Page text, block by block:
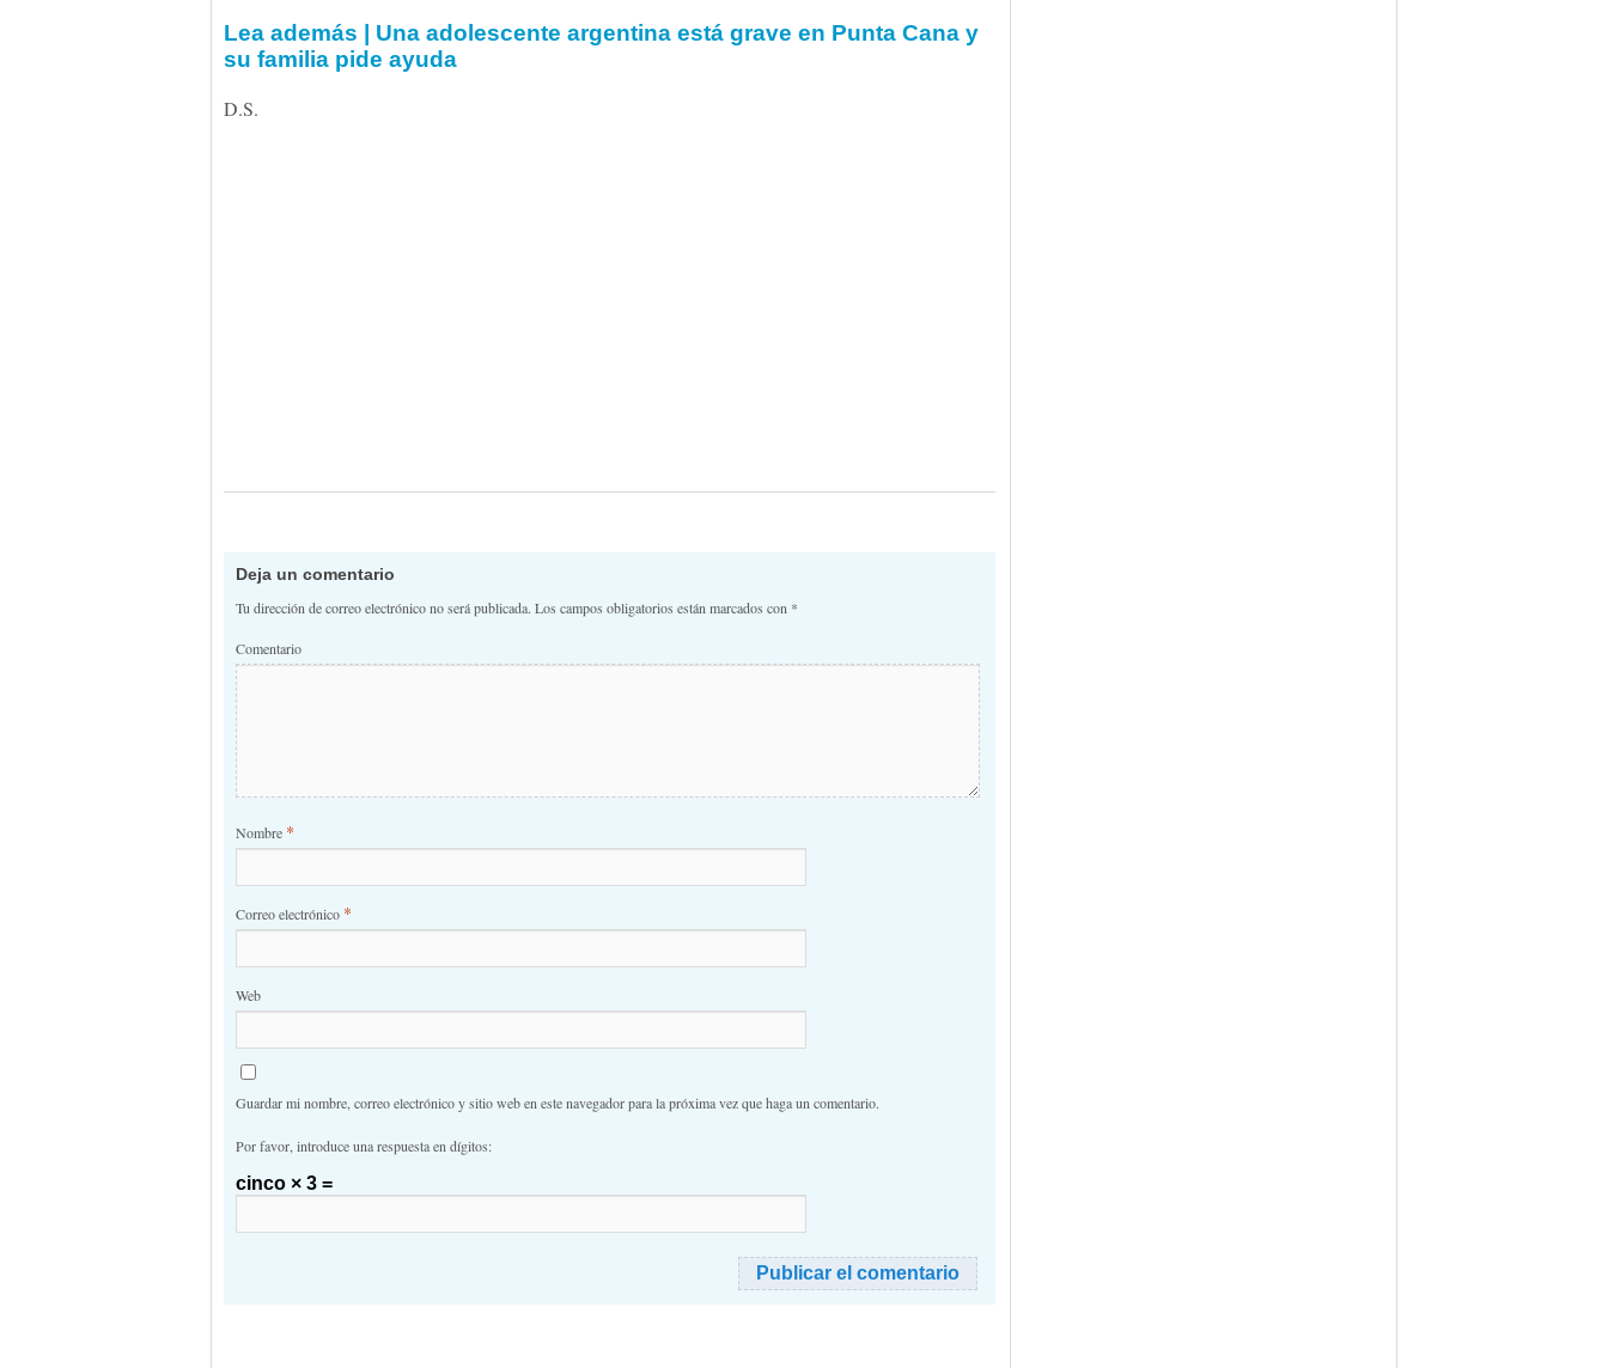
Lea además | Una adolescente argentina está grave en Punta Cana y
su familia pide ayuda
D.S.
Deja un comentario
Tu dirección de correo electrónico no será publicada. Los campos obligatorios están marcados con *
Comentario
Nombre *
Correo electrónico *
Web
Guardar mi nombre, correo electrónico y sitio web en este navegador para la próxima vez que haga un comentario.
Por favor, introduce una respuesta en dígitos:
cinco × 3 =